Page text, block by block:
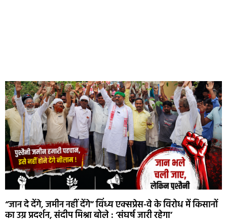
“जान दे देंगे, जमीन नहीं देंगे” विंध्य एक्सप्रेस-वे के विरोध में किसानों
का उग्र प्रदर्शन, संदीप मिश्रा बोले : ‘संघर्ष जारी रहेगा’